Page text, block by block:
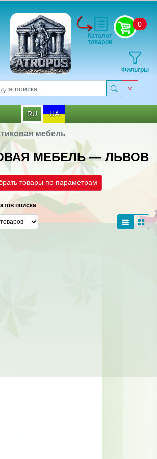
0
Фильтры
Каталог
товаров
RU UA
мебель
МЕБЕЛЬ — ЛЬВОВ
товары по параметрам
поиска